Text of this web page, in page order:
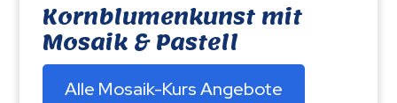
Kornblumenkunst mit
Mosaik & Pastell
Alle Mosaik-Kurs Angebote